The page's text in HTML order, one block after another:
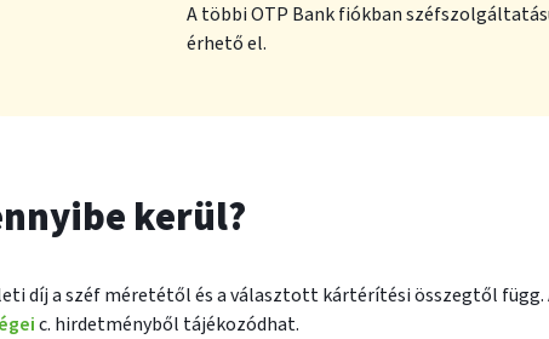
A többi OTP Bank fiókban
érhető el.
kerül?
díj a széf méretétől és a választott kártérítési összegtől függ.
c. hirdetményből tájékozódhat.